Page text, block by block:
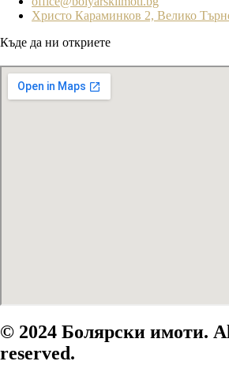
Христо Караминков 2, Велико
Къде да ни откриете
© 2024 Болярски имоти.
reserved.